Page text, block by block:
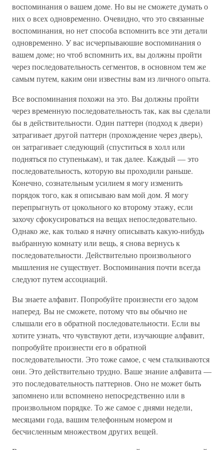
воспоминания о вашем доме. Но вы не сможете думать о
них о всех одновременно. Очевидно, что это связанные
воспоминания, но нет способа вспомнить все эти детали
одновременно. У вас исчерпываюшие воспоминания о
вашем доме; но чтоб вспомнить их, вы должны пройти
через последовательность сегментов, в основном тем же
самым путем, каким они известны вам из личного опыта.
Все воспоминания похожи на это. Вы должны пройти
через временную последовательность так, как вы сделали
бы в действительности. Один паттерн (подход к двери)
затрагивает другой паттерн (прохождение через дверь),
он затрагивает следующий (спуститься в холл или
подняться по ступенькам), и так далее. Каждый — это
последовательность, которую вы проходили раньше.
Конечно, сознательным усилием я могу изменить
порядок того, как я описываю вам мой дом. Я могу
перепрыгнуть от цокольного ко второму этажу, если
захочу сфокусироваться на вещах непоследовательно.
Однако же, как только я начну описывать какую-нибудь
выбранную комнату или вещь, я снова вернусь к
последовательности. Действительно произвольного
мышления не существует. Воспоминания почти всегда
следуют путем ассоциаций.
Вы знаете алфавит. Попробуйте произнести его задом
наперед. Вы не сможете, потому что вы обычно не
слышали его в обратной последовательности. Если вы
хотите узнать, что чувствуют дети, изучающие алфавит,
попробуйте произнести его в обратной
последовательности. Это тоже самое, с чем сталкиваются
они. Это действительно трудно. Ваше знание алфавита —
это последовательность паттернов. Оно не может быть
запомнено или вспомнено непосредственно или в
произвольном порядке. То же самое с днями недели,
месяцами года, вашим телефонным номером и
бесчисленным множеством других вещей.